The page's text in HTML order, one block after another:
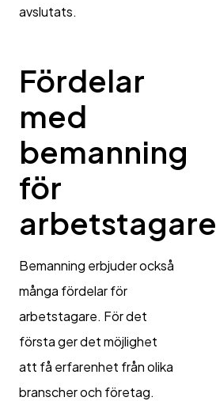
avslutats.
Fördelar
med
bemanning
för
arbetstagare
Bemanning erbjuder också
många fördelar för
arbetstagare. För det
första ger det möjlighet
att få erfarenhet från olika
branscher och företag.